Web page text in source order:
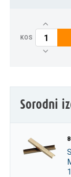
KOS
Sorodni